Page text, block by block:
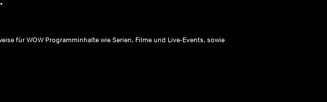
für WOW Programminhalte wie Serien, Filme und Live-Events, sowie